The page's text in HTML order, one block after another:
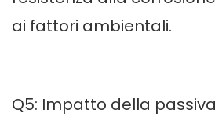
ai fattori ambientali.
Q5: Impatto della